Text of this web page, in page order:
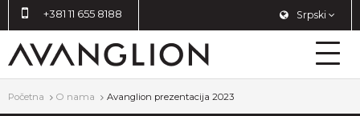
+381 11 655 8188 Srpski
Početna O nama Avanglion prezentacija 2023